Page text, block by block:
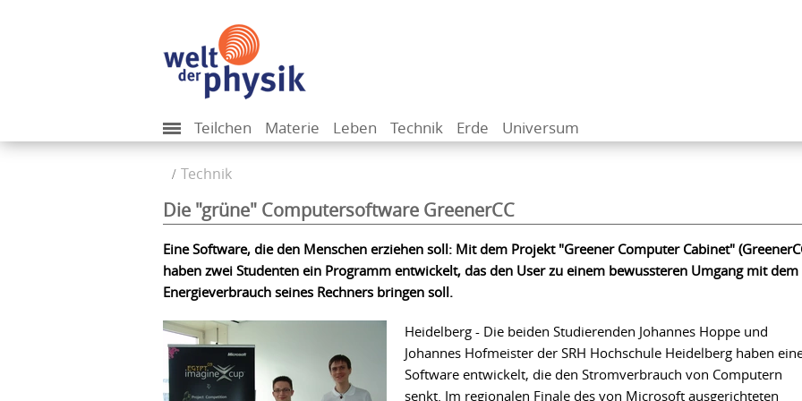
Teilchen Materie Leben Technik Erde Universum
Technik
Die "grüne" Computersoftware GreenerCC
Eine Software, die den Menschen erziehen soll: Mit dem Projekt "Greener Computer Cabinet"
haben zwei Studenten ein Programm entwickelt, das den User zu einem bewussteren Umgang mit dem
Energieverbrauch seines Rechners bringen soll.
Heidelberg - Die beiden Studierenden Johannes Hoppe und
Johannes Hofmeister der SRH Hochschule Heidelberg haben
Software entwickelt, die den Stromverbrauch von Computern
senkt. Im regionalen Finale des von Microsoft ausgerichteten